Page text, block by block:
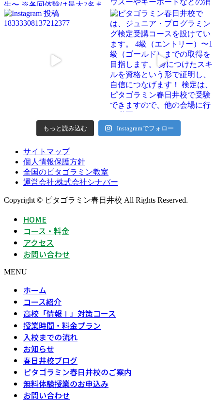
もっと読み込む Instagramでフォロー
サイトマップ
個人情報保護方針
全国のピタゴラミン教室
運営会社:株式会社シナバー
Copyright © ピタゴラミン春日井校 All Rights Reserved.
HOME
コース・料金
アクセス
お問い合わせ
MENU
ホーム
コース紹介
高校「情報Ⅰ」対策コース
授業時間・料金プラン
入校までの流れ
お知らせ
春日井校ブログ
ピタゴラミン春日井校のご案内
無料体験授業のお申込み
お問い合わせ